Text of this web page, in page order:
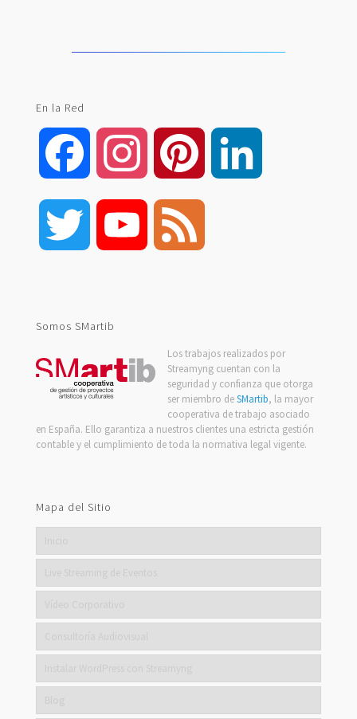
En la Red
Facebook Instagram Pinterest
Twitter YouTube
Somos SMartib
Los trabajos realizados por
Streamyng cuentan con la
seguridad y confianza que otorga
ser miembro deSMartib, la mayor
cooperativa de trabajo asociado
en España. Ello garantiza a nuestros clientes una estricta gestión
contable y el cumplimiento de toda la normativa legal vigente.
Mapa del Sitio